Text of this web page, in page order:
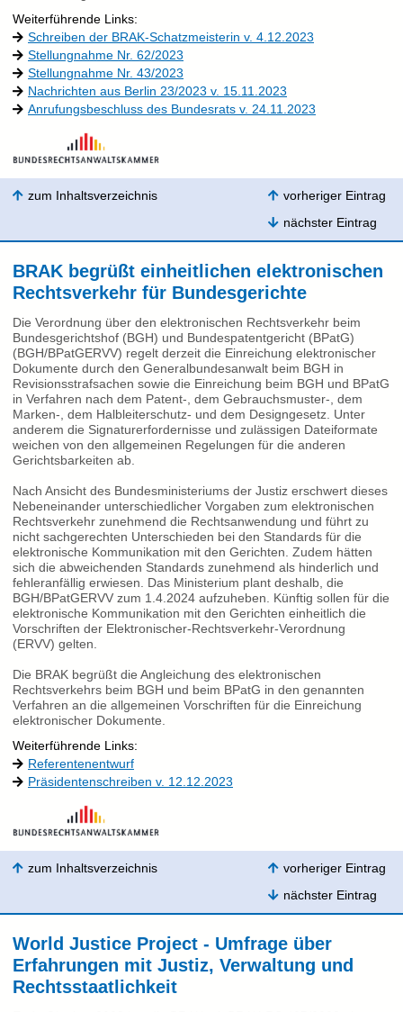
Weiterführende Links:
Schreiben der BRAK-Schatzmeisterin v. 4.12.2023
Stellungnahme Nr. 62/2023
Stellungnahme Nr. 43/2023
Nachrichten aus Berlin 23/2023 v. 15.11.2023
Anrufungsbeschluss des Bundesrats v. 24.11.2023
zum Inhaltsverzeichnis
vorheriger Eintrag
nächster Eintrag
BRAK begrüßt einheitlichen elektronischen
Rechtsverkehr für Bundesgerichte
Die Verordnung über den elektronischen Rechtsverkehr beim
Bundesgerichtshof (BGH) und Bundespatentgericht (BPatG)
(BGH/BPatGERVV) regelt derzeit die Einreichung elektronischer
Dokumente durch den Generalbundesanwalt beim BGH in
Revisionsstrafsachen sowie die Einreichung beim BGH und BPatG
in Verfahren nach dem Patent-, dem Gebrauchsmuster-, dem
Marken-, dem Halbleiterschutz- und dem Designgesetz. Unter
anderem die Signaturerfordernisse und zulässigen Dateiformate
weichen von den allgemeinen Regelungen für die anderen
Gerichtsbarkeiten ab.
Nach Ansicht des Bundesministeriums der Justiz erschwert dieses
Nebeneinander unterschiedlicher Vorgaben zum elektronischen
Rechtsverkehr zunehmend die Rechtsanwendung und führt zu
nicht sachgerechten Unterschieden bei den Standards für die
elektronische Kommunikation mit den Gerichten. Zudem hätten
sich die abweichenden Standards zunehmend als hinderlich und
fehleranfällig erwiesen. Das Ministerium plant deshalb, die
BGH/BPatGERVV zum 1.4.2024 aufzuheben. Künftig sollen für die
elektronische Kommunikation mit den Gerichten einheitlich die
Vorschriften der Elektronischer-Rechtsverkehr-Verordnung
(ERVV) gelten.
Die BRAK begrüßt die Angleichung des elektronischen
Rechtsverkehrs beim BGH und beim BPatG in den genannten
Verfahren an die allgemeinen Vorschriften für die Einreichung
elektronischer Dokumente.
Weiterführende Links:
Referentenentwurf
Präsidentenschreiben v. 12.12.2023
zum Inhaltsverzeichnis
vorheriger Eintrag
nächster Eintrag
World Justice Project - Umfrage über
Erfahrungen mit Justiz, Verwaltung und
Rechtsstaatlichkeit